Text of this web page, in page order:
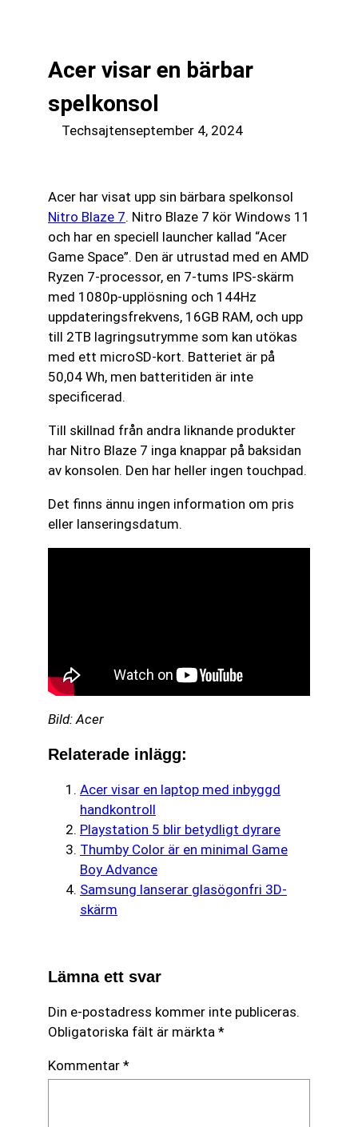
Acer visar en bärbar
spelkonsol
Techsajtenseptember 4, 2024
Acer har visat upp sin bärbara spelkonsol
Nitro Blaze 7. Nitro Blaze 7 kör Windows 11
och har en speciell launcher kallad “Acer
Game Space”. Den är utrustad med en AMD
Ryzen 7-processor, en 7-tums IPS-skärm
med 1080p-upplösning och 144Hz
uppdateringsfrekvens, 16GB RAM, och upp
till 2TB lagringsutrymme som kan utökas
med ett microSD-kort. Batteriet är på
50,04 Wh, men batteritiden är inte
specificerad.
Till skillnad från andra liknande produkter
har Nitro Blaze 7 inga knappar på baksidan
av konsolen. Den har heller ingen touchpad.
Det finns ännu ingen information om pris
eller lanseringsdatum.
Bild: Acer
Relaterade inlägg:
Acer visar en laptop med inbyggd
handkontroll
Playstation 5 blir betydligt dyrare
Thumby Color är en minimal Game
Boy Advance
Samsung lanserar glasögonfri 3D-
skärm
Lämna ett svar
Din e-postadress kommer inte publiceras.
Obligatoriska fält är märkta *
Kommentar *